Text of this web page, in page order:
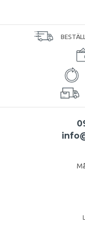
BESTÄLL